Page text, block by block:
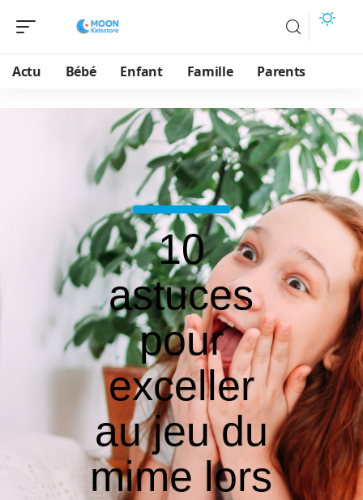
Actu Bébé Enfant Famille Parents
10
astuces
pour
exceller
au jeu du
mime lors